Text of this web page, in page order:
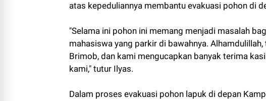
atas kepeduliannya membantu evakuasi pohon di
"Selama ini pohon ini memang menjadi masalah
mahasiswa yang parkir di bawahnya.
Brimob, dan kami mengucapkan banyak terima
kami," tutur Ilyas.
Dalam proses evakuasi pohon lapuk di depan